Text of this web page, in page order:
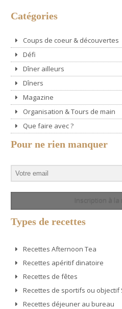
Catégories
Coups de coeur & découvertes
Défi
Dîner ailleurs
Dîners
Magazine
Organisation & Tours de main
Que faire avec ?
Pour ne rien manquer
Types de recettes
Recettes Afternoon Tea
Recettes apéritif dinatoire
Recettes de fêtes
Recettes de sportifs ou objectif
Recettes déjeuner au bureau